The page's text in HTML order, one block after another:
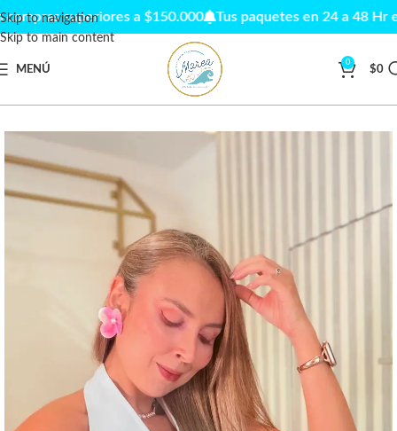
Skip to navigation
Skip to main content
superiores a $150.000 Tus paquetes en 24 a 48 Hr en
MENÚ
0
$0